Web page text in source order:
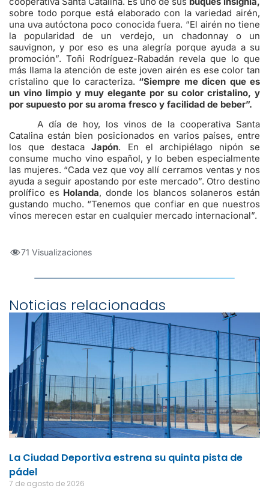
sobre todo porque está elaborado con la variedad airén,
una uva autóctona poco conocida fuera. “El airén no tiene
la popularidad de un verdejo, un chadonnay o un
sauvignon, y por eso es una alegría porque ayuda a su
promoción”. Toñi Rodríguez-Rabadán revela que lo que
más llama la atención de este joven airén es ese color tan
cristalino que lo caracteriza. “Siempre me dicen que es
un vino limpio y muy elegante por su color cristalino, y
por supuesto por su aroma fresco y facilidad de beber”.
A día de hoy, los vinos de la cooperativa Santa
Catalina están bien posicionados en varios países, entre
los que destacaJapón. En el archipiélago nipón se
consume mucho vino español, y lo beben especialmente
las mujeres. “Cada vez que voy allí cerramos ventas y nos
ayuda a seguir apostando por este mercado”. Otro destino
prolífico es Holanda, donde los blancos solaneros están
gustando mucho. “Tenemos que confiar en que nuestros
vinos merecen estar en cualquier mercado internacional”.
71 Visualizaciones
Noticias relacionadas
La Ciudad Deportiva estrena su quinta pista de
pádel
7 de agosto de 2026